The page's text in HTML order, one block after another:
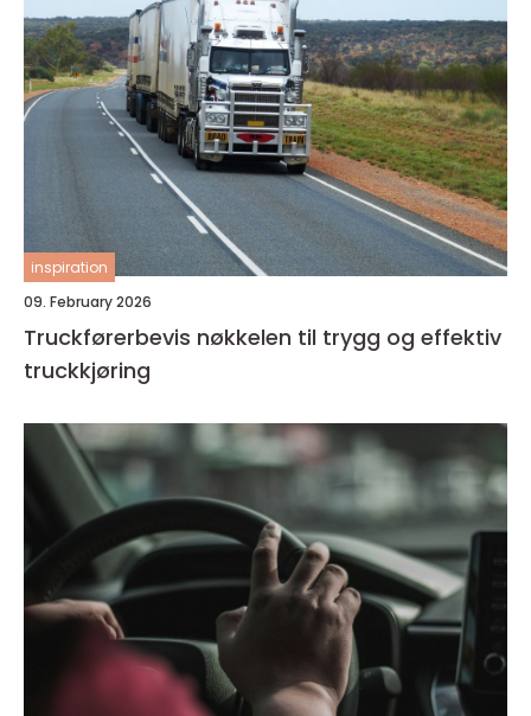
inspiration
09. February 2026
Truckførerbevis nøkkelen til trygg og effektiv
truckkjøring